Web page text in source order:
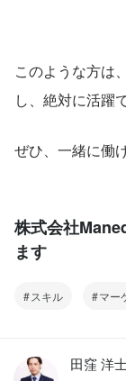
このような方は
し、絶対に活躍
ぜひ、一緒に働
株式会社
ます
スキル マー
田窪 洋